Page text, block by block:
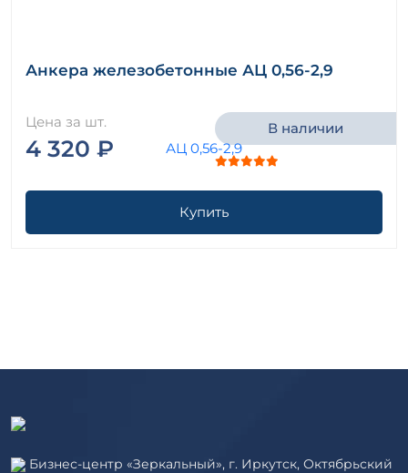
Анкера железобетонные АЦ 0,56-2,9
Цена за шт.
4 320 ₽
В наличии
Купить
Бизнес-центр «Зеркальный», г. Иркутск, Октябрьский